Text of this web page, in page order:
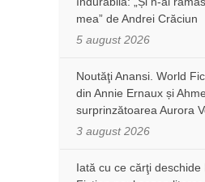
mea” de Andrei Crăciun
5 august 2026
Noutăţi Anansi. World
din Annie Ernaux și
surprinzătoarea Aurora
3 august 2026
Iată cu ce cărţi deschide